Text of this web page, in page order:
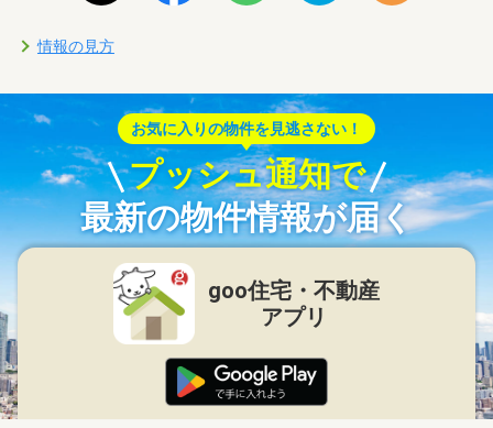
情報の見方
お気に入りの物件を見逃さない！
プッシュ通知で
最新の物件情報が届く
goo住宅・不動産
アプリ